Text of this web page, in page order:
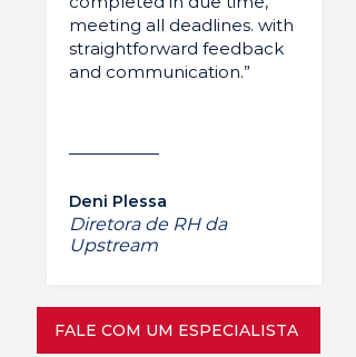
meeting all deadlines. with
straightforward feedback
and communication.”
Deni Plessa
Diretora de RH da
Upstream
FALE COM UM ESPECIALISTA